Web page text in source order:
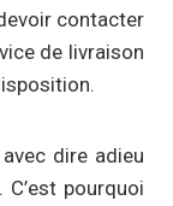
contacter
de livraison
dire adieu
pourquoi